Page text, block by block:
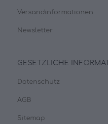
Versandinformationen
Newsletter
GESETZLICHE
Datenschutz
AGB
Sitemap